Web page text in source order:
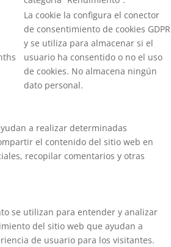
La cookie la configura el conector
de consentimiento de cookies GDPR
y se utiliza para almacenar si el
usuario ha consentido o no el uso
de cookies. No almacena ningún
dato personal.
a realizar determinadas
el contenido del sitio web en
recopilar comentarios y otras
se utilizan para entender y analizar
del sitio web que ayudan a
de usuario para los visitantes.